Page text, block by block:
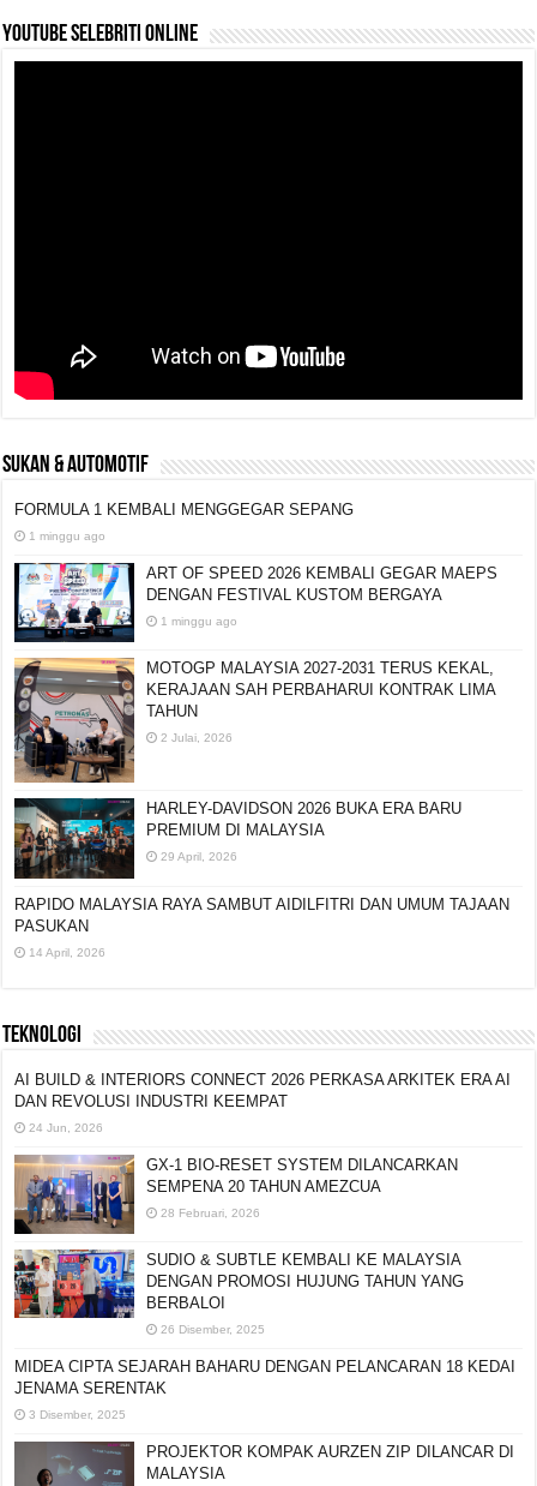
YouTube selebriti online
SUKAN & AUTOMOTIF
FORMULA 1 KEMBALI MENGGEGAR SEPANG
ART OF SPEED 2026 KEMBALI GEGAR MAEPS
DENGAN FESTIVAL KUSTOM BERGAYA
MOTOGP MALAYSIA 2027-2031 TERUS KEKAL,
KERAJAAN SAH PERBAHARUI KONTRAK LIMA
TAHUN
HARLEY-DAVIDSON 2026 BUKA ERA BARU
PREMIUM DI MALAYSIA
RAPIDO MALAYSIA RAYA SAMBUT AIDILFITRI DAN UMUM TAJAAN
PASUKAN
TEKNOLOGI
AI BUILD & INTERIORS CONNECT 2026 PERKASA ARKITEK ERA AI
DAN REVOLUSI INDUSTRI KEEMPAT
24 Jun, 2026
GX-1 BIO-RESET SYSTEM DILANCARKAN
SEMPENA 20 TAHUN AMEZCUA
SUDIO & SUBTLE KEMBALI KE MALAYSIA
DENGAN PROMOSI HUJUNG TAHUN YANG
BERBALOI
26 Disember, 2025
MIDEA CIPTA SEJARAH BAHARU DENGAN PELANCARAN 18 KEDAI
JENAMA SERENTAK
3 Disember, 2025